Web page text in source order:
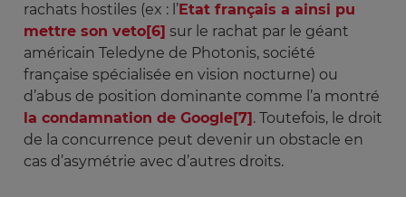
rachats hostiles (ex : l’ Etat français a ainsi pu
mettre son veto [6] sur le rachat par le géant
américain Teledyne de Photonis, société
française spécialisée en vision nocturne) ou
d’abus de position dominante comme l’a montré
la condamnation de Google [7] . Toutefois, le droit
de la concurrence peut devenir un obstacle en
cas d’asymétrie avec d’autres droits.